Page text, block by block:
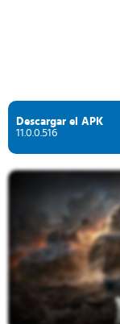
Descargar el APK
11.0.0.516